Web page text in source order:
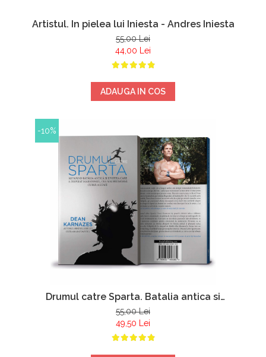
Artistul. In pielea lui Iniesta - Andres Iniesta
55,00 Lei
44,00 Lei
ADAUGA IN COS
-10%
Drumul catre Sparta. Batalia antica si
epopeea care a inspirat maratonul, cea mai
frumoasa cursa a lumii - Dean Karnazes
55,00 Lei
49,50 Lei